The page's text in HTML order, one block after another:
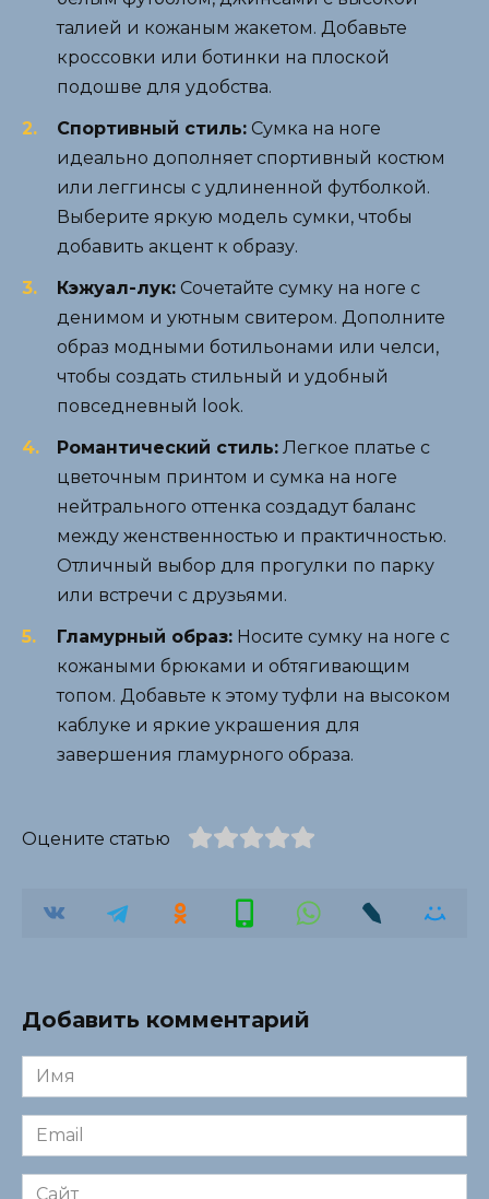
талией и кожаным жакетом. Добавьте
кроссовки или ботинки на плоской
подошве для удобства.
Спортивный стиль: Сумка на ноге
идеально дополняет спортивный костюм
или леггинсы с удлиненной футболкой.
Выберите яркую модель сумки, чтобы
добавить акцент к образу.
Кэжуал-лук: Сочетайте сумку на ноге с
денимом и уютным свитером. Дополните
образ модными ботильонами или челси,
чтобы создать стильный и удобный
повседневный look.
Романтический стиль: Легкое платье с
цветочным принтом и сумка на ноге
нейтрального оттенка создадут баланс
между женственностью и практичностью.
Отличный выбор для прогулки по парку
или встречи с друзьями.
Гламурный образ: Носите сумку на ноге с
кожаными брюками и обтягивающим
топом. Добавьте к этому туфли на высоком
каблуке и яркие украшения для
завершения гламурного образа.
Оцените статью
Добавить комментарий
Имя
*
Email
*
Сайт